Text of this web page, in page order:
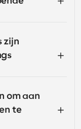
zijn
om aan
te